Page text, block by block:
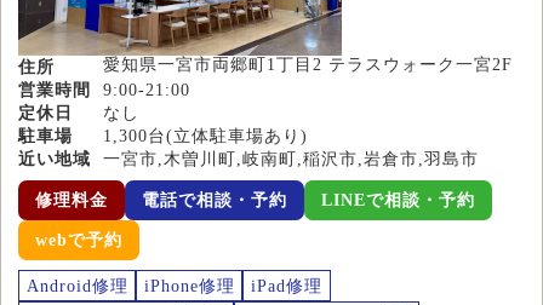
住所
愛知県一宮市両郷町1丁目2 テラスウォーク一宮2F
営業時間
9:00-21:00
定休日
なし
駐車場
1,300台(立体駐車場あり)
近い地域
一宮市,木曽川町,岐南町,稲沢市,岩倉市,羽島市
修理料金 電話で相談・予約 LINEで相談・予約
webで予約
Android修理 iPhone修理
iPad修理